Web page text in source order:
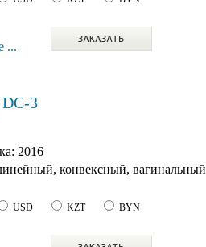
...
3
2016
конвексный, вагинальный
USD KZT BYN